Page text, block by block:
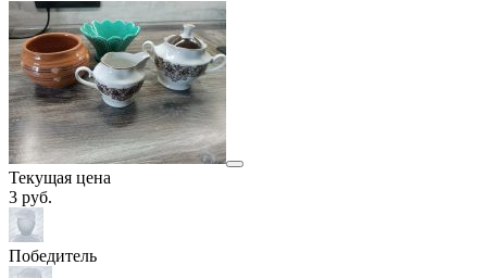
Текущая цена
3 руб.
Победитель